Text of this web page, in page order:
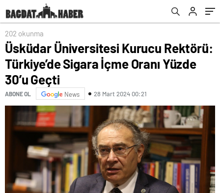
202 okunma
Üsküdar Üniversitesi Kurucu Rektörü:
Türkiye’de Sigara İçme Oranı Yüzde
30’u Geçti
ABONE OL News 28 Mart 2024 00:21